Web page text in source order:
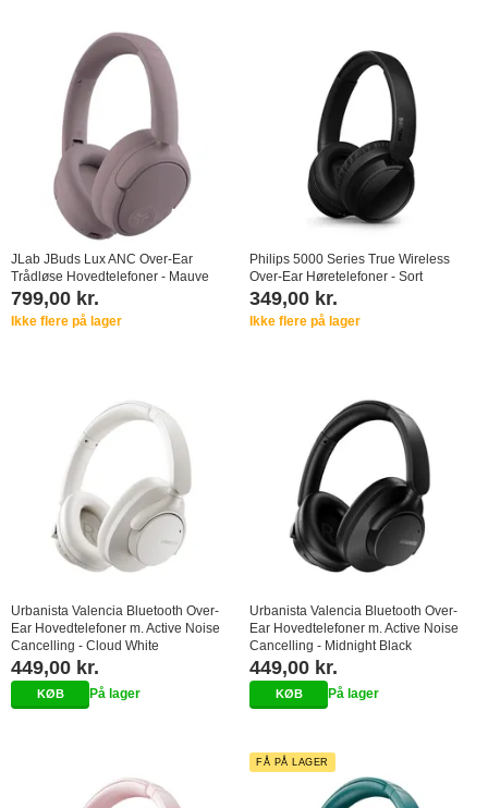
JLab JBuds Lux ANC Over-Ear
Trådløse Hovedtelefoner - Mauve
799,00 kr.
Ikke flere på lager
Philips 5000 Series True Wireless
Over-Ear Høretelefoner - Sort
349,00 kr.
Ikke flere på lager
Urbanista Valencia Bluetooth Over-
Ear Hovedtelefoner m. Active Noise
Cancelling - Cloud White
449,00 kr.
På lager
Urbanista Valencia Bluetooth Over-
Ear Hovedtelefoner m. Active Noise
Cancelling - Midnight Black
449,00 kr.
På lager
FÅ PÅ LAGER